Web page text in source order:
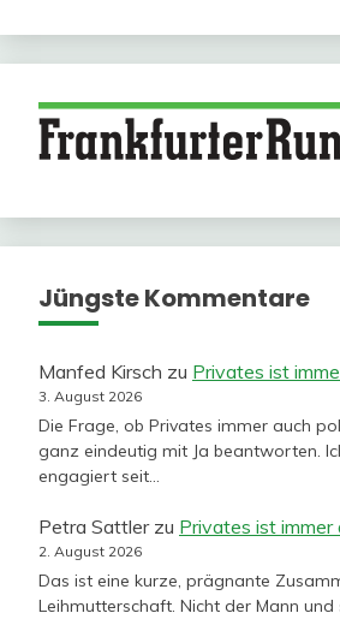
Jüngste Kommentare
Manfed Kirsch zu Privates ist
3. August 2026
Die Frage, ob Privates immer auch
ganz eindeutig mit Ja beantworten.
engagiert seit…
Petra Sattlerzu Privates ist immer
2. August 2026
Das ist eine kurze, prägnante
Leihmutterschaft. Nicht der Mann und